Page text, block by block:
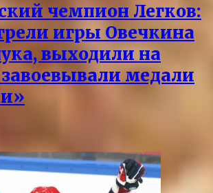
чемпион Легков:
игры Овечкина
выходили на
медали